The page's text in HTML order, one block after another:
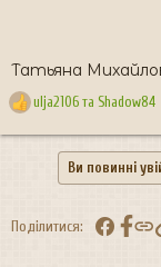
Татьяна
Р
ї
ulja2106 та Shadow84
Ви повинні
Поділитися: